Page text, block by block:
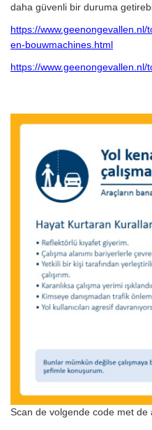
daha güvenli bir duruma
https://
en-bouwmachines.html
https://
Scan de volgende code met de